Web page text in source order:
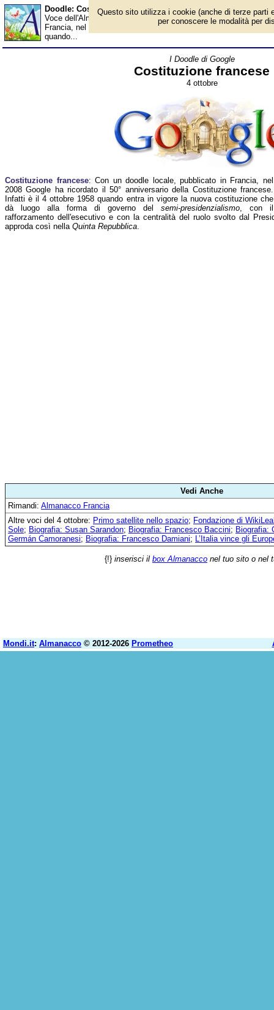
Doodle: Costituzione francese - Almanacco
Voce dell'Almanacco del 4 ottobre, per la rubrica 'I Doodle di
Francia, nel 2008 Google ha ricordato il 50° anniversario della
quando...
I Doodle di Google
Costituzione francese
4 ottobre
Costituzione francese: Con un doodle locale, pubblicato in Francia, nel
2008 Google ha ricordato il 50° anniversario della Costituzione francese.
Infatti è il 4 ottobre 1958 quando entra in vigore la nuova costituzione che
dà luogo alla forma di governo del semi-presidenzialismo, con il
rafforzamento dell'esecutivo e con la centralità del ruolo svolto dal
approda così nella Quinta Repubblica.
Vedi Anche
Rimandi: Almanacco Francia
Altre voci del 4 ottobre: Primo satellite nello spazio; Fondazione di
Sole; Biografia: Susan Sarandon; Biografia: Francesco Baccini; Biografia:
Germán Camoranesi; Biografia: Francesco Damiani; L’Italia vince gli
{!} inserisci il box Almanacco nel tuo sito o nel
Mondi.it: Almanacco © 2012-2026 Prometheo
Questo sito utilizza i cookie (anche di terze parti
per conoscere le modalità per